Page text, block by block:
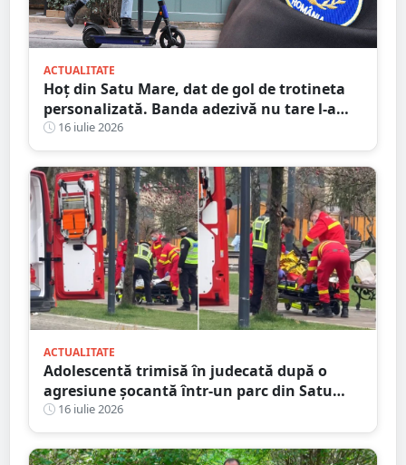
ACTUALITATE
Hoț din Satu Mare, dat de gol de trotineta
personalizată. Banda adezivă nu tare l-a
ajutat
16 iulie 2026
ACTUALITATE
Adolescentă trimisă în judecată după o
agresiune șocantă într-un parc din Satu
Mare. Victima a fost bătută până și-a
pierdut cunoștința
16 iulie 2026